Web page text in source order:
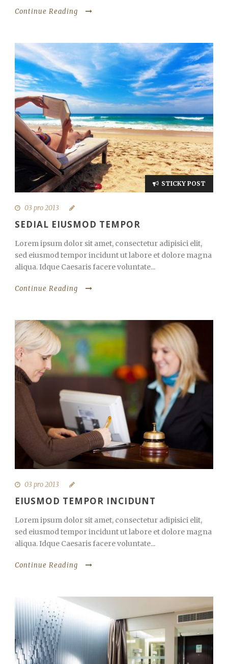
Continue Reading
STICKY POST
03 pro 2013
SEDIAL EIUSMOD TEMPOR
Lorem ipsum dolor sit amet, consectetur adipisici elit,
sed eiusmod tempor incidunt ut labore et dolore magna
aliqua. Idque Caesaris facere voluntate...
Continue Reading
03 pro 2013
EIUSMOD TEMPOR INCIDUNT
Lorem ipsum dolor sit amet, consectetur adipisici elit,
sed eiusmod tempor incidunt ut labore et dolore magna
aliqua. Idque Caesaris facere voluntate...
Continue Reading